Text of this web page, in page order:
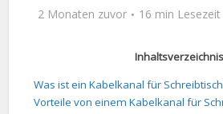
2 Monaten zuvor 16 min Lesezeit
Inhaltsverzeichnis
Was ist ein Kabelkanal für
Vorteile von einem Kabelkanal für